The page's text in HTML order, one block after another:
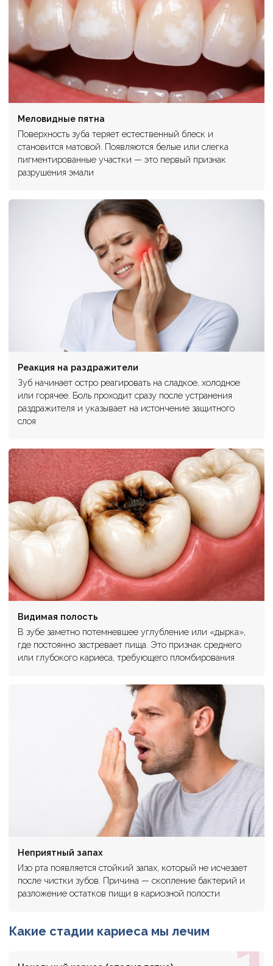
Меловидные пятна
Поверхность зуба теряет естественный блеск и
становится матовой. Появляются белые или слегка
пигментированные участки — это первый признак
разрушения эмали
Реакция на раздражители
Зуб начинает остро реагировать на сладкое, холодное
или горячее. Боль проходит сразу после устранения
раздражителя и указывает на истончение защитного
слоя
Видимая полость
В зубе заметно потемневшее углубление или «дырка»,
где постоянно застревает пища. Это признак среднего
или глубокого кариеса, требующего пломбирования
Неприятный запах
Изо рта появляется стойкий запах, который не исчезает
после чистки зубов. Причина — скопление бактерий и
разложение остатков пищи в кариозной полости
Какие стадии кариеса мы лечим